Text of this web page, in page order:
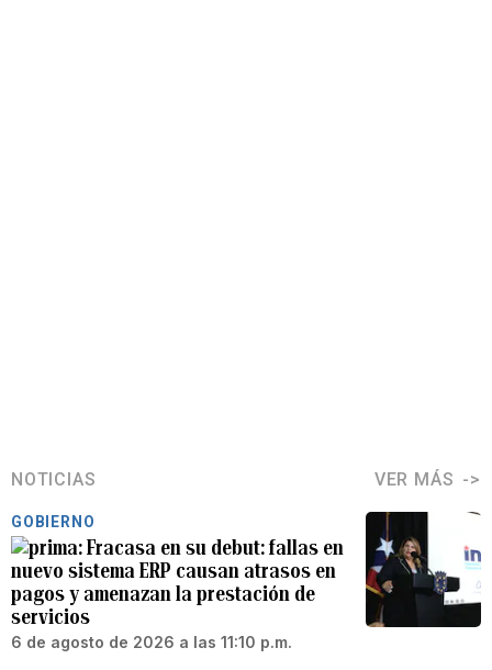
NOTICIAS VER MÁS
GOBIERNO
Fracasa en su debut: fallas en
nuevo sistema ERP causan atrasos en
pagos y amenazan la prestación de
servicios
6 de agosto de 2026 a las 11:10 p.m.